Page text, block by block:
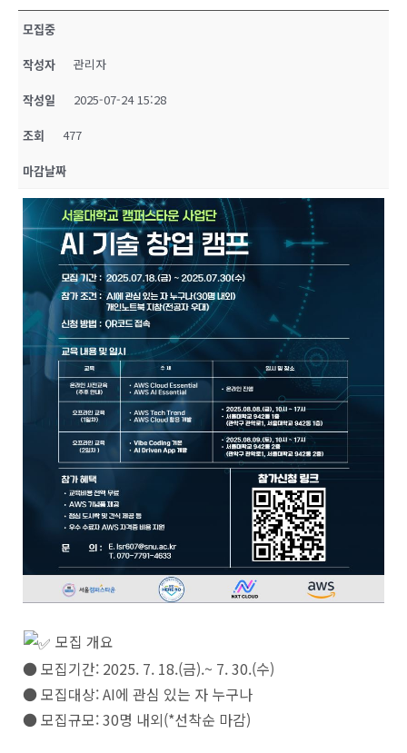
모집중
작성자 관리자
작성일 2025-07-24 15:28
조회 477
마감날짜
모집 개요
● 모집기간: 2025. 7. 18.(금).~ 7. 30.(수)
● 모집대상: AI에 관심 있는 자 누구나
● 모집규모: 30명 내외(*선착순 마감)